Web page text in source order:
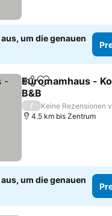
um die genauen
TeilenZu Favoriten
Euromamhaus -
B&B
Preise sehen
/
Keine Rezensionen
4.5 km bis Zentrum
um die genauen